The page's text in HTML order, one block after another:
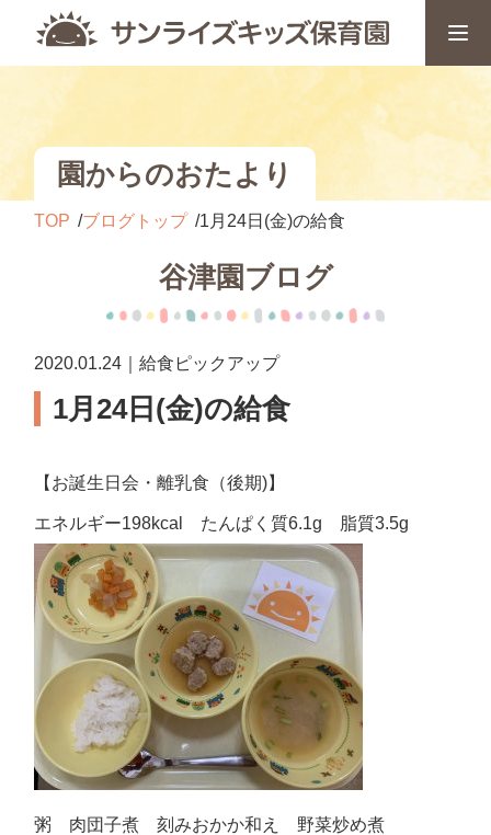
園からのおたより
TOP ブログトップ 1月24日(金)の給食
谷津園ブログ
2020.01.24｜給食ピックアップ
1月24日(金)の給食
【お誕生日会・離乳食（後期)】
エネルギー198kcal たんぱく質6.1g 脂質3.5g
粥 肉団子煮 刻みおかか和え 野菜炒め煮